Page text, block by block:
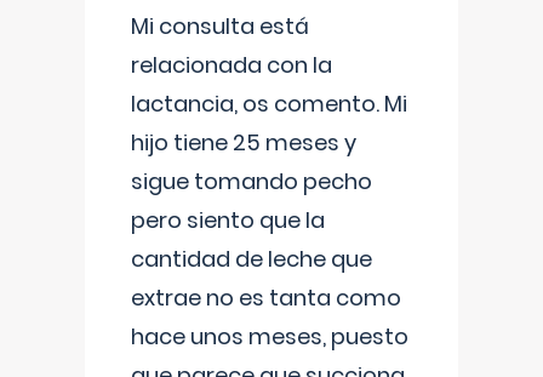
Mi consulta está
relacionada con la
lactancia, os comento. Mi
hijo tiene 25 meses y
sigue tomando pecho
pero siento que la
cantidad de leche que
extrae no es tanta como
hace unos meses, puesto